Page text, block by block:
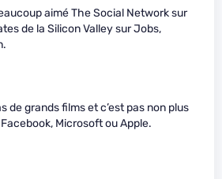
aimé The Social Network sur
de la Silicon Valley sur Jobs,
de grands films et c’est pas non plus
Microsoft ou Apple.